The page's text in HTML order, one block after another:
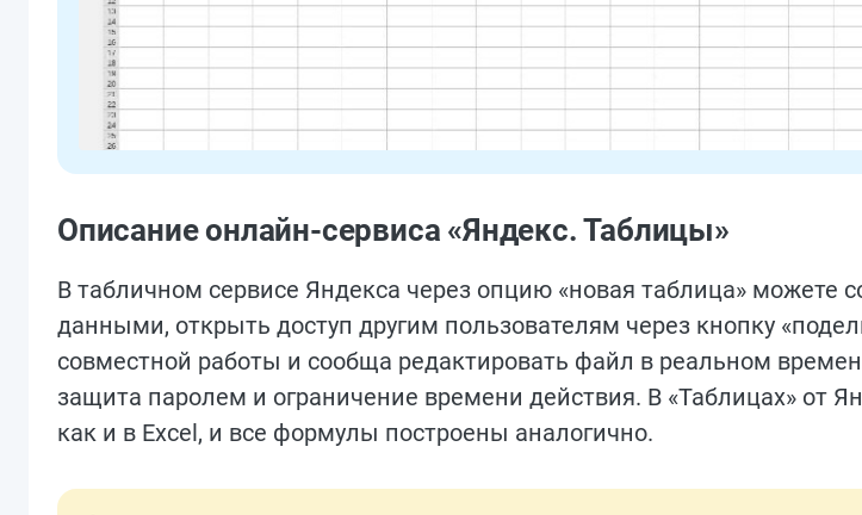
Описание онлайн-сервиса «Яндекс. Таблицы»
В табличном сервисе Яндекса через опцию «новая таблица» можете
данными, открыть доступ другим пользователям через кнопку
совместной работы и сообща редактировать файл в реальном
защита паролем и ограничение времени действия. В «Таблицах» от
как и в Excel, и все формулы построены аналогично.